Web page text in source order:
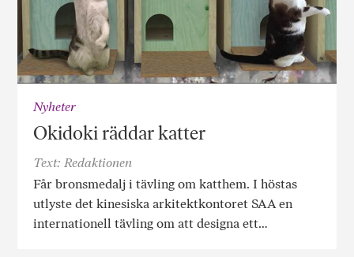
Nyheter
Okidoki räddar katter
Text: Redaktionen
Får bronsmedalj i tävling om katthem. I höstas
utlyste det kinesiska arkitektkontoret SAA en
internationell tävling om att designa ett…